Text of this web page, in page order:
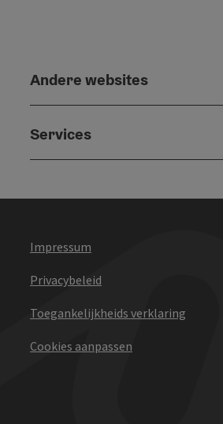
Andere websites
Services
Impressum
Privacybeleid
Toegankelijkheids verklaring
Cookies aanpassen